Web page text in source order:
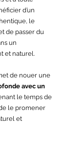
d’un
le
de passer du
un
et naturel.
de nouer une
avec un
le temps de
le promener
et